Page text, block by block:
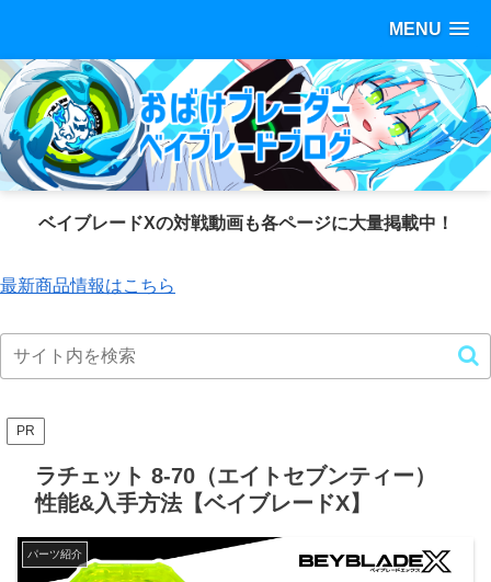
MENU
ベイブレードXの対戦動画も各ページに大量掲載中！
最新商品情報はこちら
PR
ラチェット 8-70（エイトセブンティー）
性能&入手方法【ベイブレードX】
パーツ紹介